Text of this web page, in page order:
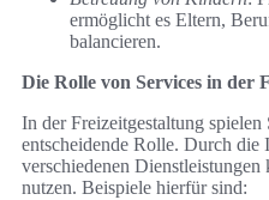
ermöglicht es Eltern,
balancieren.
Die Rolle von Services in der
In der Freizeitgestaltung spielen
entscheidende Rolle. Durch die
verschiedenen
nutzen. Beispiele hierfür sind: